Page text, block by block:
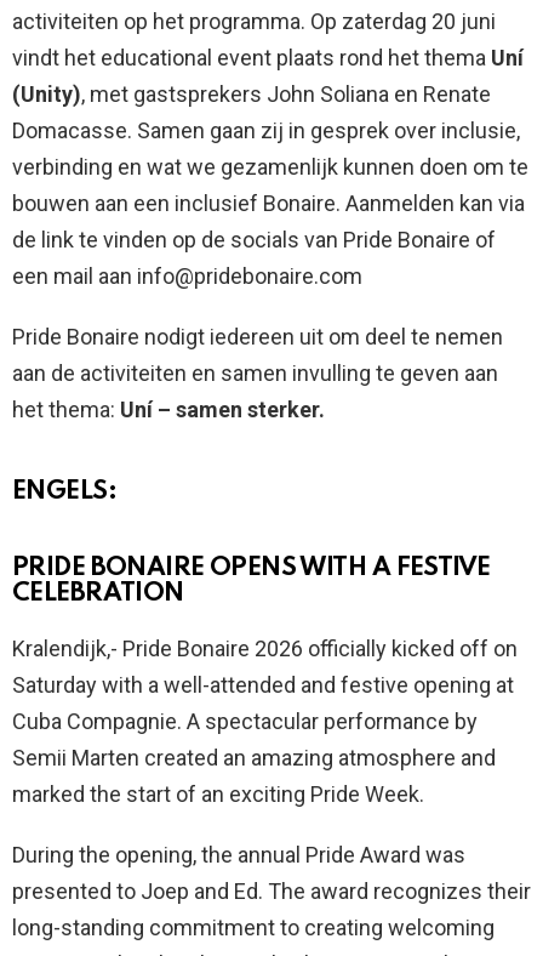
activiteiten op het programma. Op zaterdag 20 juni
vindt het educational event plaats rond het thema Uní
(Unity), met gastsprekers John Soliana en Renate
Domacasse. Samen gaan zij in gesprek over inclusie,
verbinding en wat we gezamenlijk kunnen doen om te
bouwen aan een inclusief Bonaire. Aanmelden kan via
de link te vinden op de socials van Pride Bonaire of
een mail aan info@pridebonaire.com
Pride Bonaire nodigt iedereen uit om deel te nemen
aan de activiteiten en samen invulling te geven aan
het thema: Uní – samen sterker.
ENGELS:
PRIDE BONAIRE OPENS WITH A FESTIVE
CELEBRATION
Kralendijk,- Pride Bonaire 2026 officially kicked off on
Saturday with a well-attended and festive opening at
Cuba Compagnie. A spectacular performance by
Semii Marten created an amazing atmosphere and
marked the start of an exciting Pride Week.
During the opening, the annual Pride Award was
presented to Joep and Ed. The award recognizes their
long-standing commitment to creating welcoming